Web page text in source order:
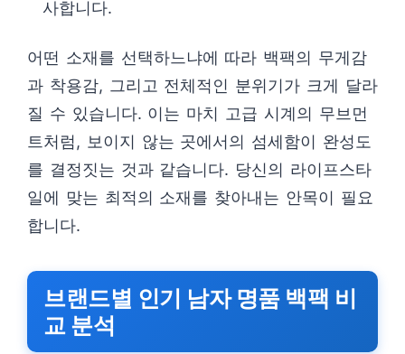
사합니다.
어떤 소재를 선택하느냐에 따라 백팩의 무게감
과 착용감, 그리고 전체적인 분위기가 크게 달라
질 수 있습니다. 이는 마치 고급 시계의 무브먼
트처럼, 보이지 않는 곳에서의 섬세함이 완성도
를 결정짓는 것과 같습니다. 당신의 라이프스타
일에 맞는 최적의 소재를 찾아내는 안목이 필요
합니다.
브랜드별 인기 남자 명품 백팩 비
교 분석